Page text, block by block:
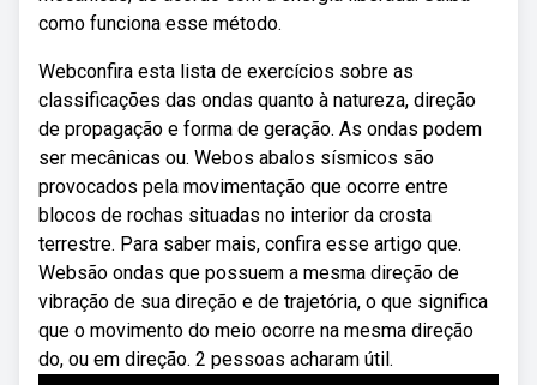
como funciona esse método.
Webconfira esta lista de exercícios sobre as
classificações das ondas quanto à natureza, direção
de propagação e forma de geração. As ondas podem
ser mecânicas ou. Webos abalos sísmicos são
provocados pela movimentação que ocorre entre
blocos de rochas situadas no interior da crosta
terrestre. Para saber mais, confira esse artigo que.
Websão ondas que possuem a mesma direção de
vibração de sua direção e de trajetória, o que significa
que o movimento do meio ocorre na mesma direção
do, ou em direção. 2 pessoas acharam útil.